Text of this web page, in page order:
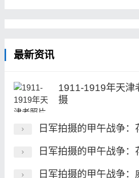
最新资讯
1911-1919年天津
摄
日军拍摄的甲午战争：
日军拍摄的甲午战争：
日军拍摄的甲午战争：